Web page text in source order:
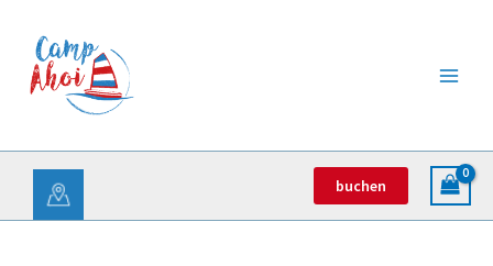
Inhalt
springen
buchen